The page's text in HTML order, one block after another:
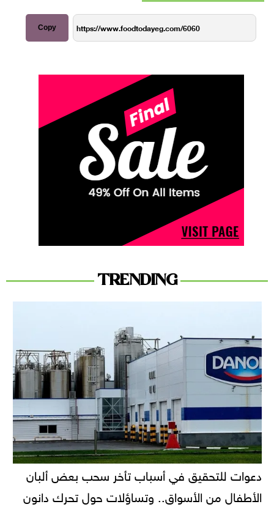
Copy
TRENDING
دعوات للتحقيق في أسباب تأخر سحب بعض ألبان
الأطفال من الأسواق.. وتساؤلات حول تحرك دانون